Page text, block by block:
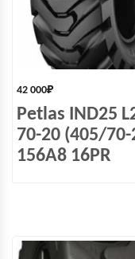
42 000₽
Petlas IND25
70-20 (405/70-
156A8 16PR